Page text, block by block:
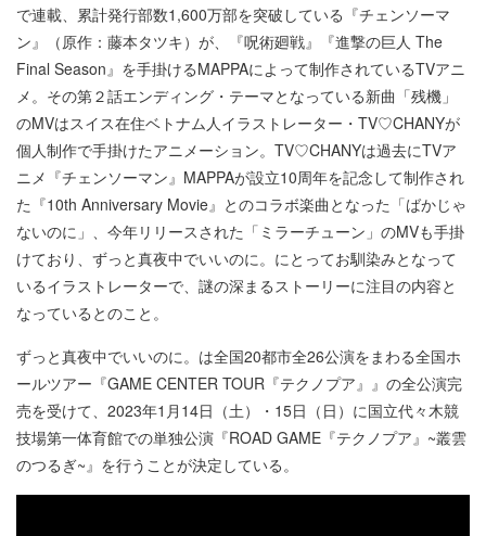
で連載、累計発行部数1,600万部を突破している『チェンソーマ
ン』（原作：藤本タツキ）が、『呪術廻戦』『進撃の巨人 The
Final Season』を手掛けるMAPPAによって制作されているTVアニ
メ。その第２話エンディング・テーマとなっている新曲「残機」
のMVはスイス在住ベトナム人イラストレーター・TV♡CHANYが
個人制作で手掛けたアニメーション。TV♡CHANYは過去にTVア
ニメ『チェンソーマン』MAPPAが設立10周年を記念して制作され
た『10th Anniversary Movie』とのコラボ楽曲となった「ばかじゃ
ないのに」、今年リリースされた「ミラーチューン」のMVも手掛
けており、ずっと真夜中でいいのに。にとってお馴染みとなって
いるイラストレーターで、謎の深まるストーリーに注目の内容と
なっているとのこと。
ずっと真夜中でいいのに。は全国20都市全26公演をまわる全国ホ
ールツアー『GAME CENTER TOUR『テクノプア』』の全公演完
売を受けて、2023年1月14日（土）・15日（日）に国立代々木競
技場第一体育館での単独公演『ROAD GAME『テクノプア』~叢雲
のつるぎ~』を行うことが決定している。